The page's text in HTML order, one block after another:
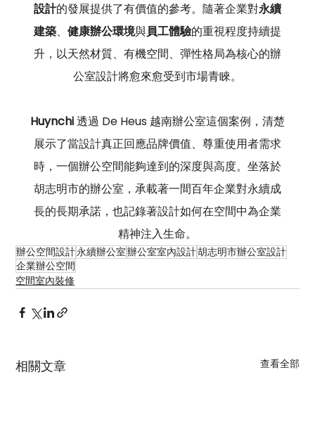
設計的發展提供了有價值的參考。隨著企業對永續
建築、 健康辦公環境與員工體驗的重視程度持續提
升，以天然材質、有機空間、彈性格局為核心的辦
公室設計將愈來愈受到市場青睞。
Huynchi 透過 De Heus 越南辦公室這個案例，清楚
展示了當設計真正回應品牌價值、尊重使用者需求
時，一個辦公空間能夠達到的深度與高度。坐落於
胡志明市的辦公室，承載著一間百年企業對永續成
長的長期承諾，也記錄著設計如何在空間中為企業
精神注入生命。
辦公空間設計永續辦公室辦公室室內設計胡志明市辦公室設計
企業辦公空間
空間室內裝修
相關文章 查看全部